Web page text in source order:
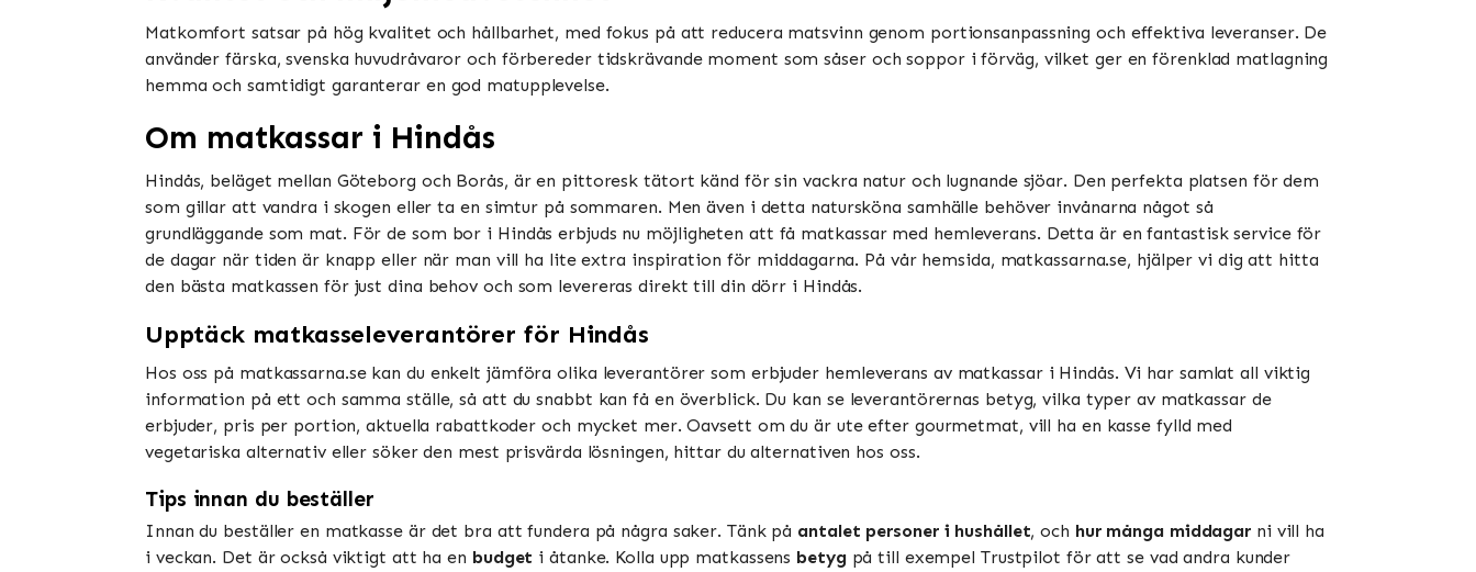
Matkomfort satsar på hög kvalitet och hållbarhet, med fokus på att reducera matsvinn genom portionsanpassning och effektiva leveranser. De
använder färska, svenska huvudråvaror och förbereder tidskrävande moment som såser och soppor i förväg, vilket ger en förenklad matlagning
hemma och samtidigt garanterar en god matupplevelse​​​​.
Om matkassar i Hindås
Hindås, beläget mellan Göteborg och Borås, är en pittoresk tätort känd för sin vackra natur och lugnande sjöar. Den perfekta platsen för dem
som gillar att vandra i skogen eller ta en simtur på sommaren. Men även i detta natursköna samhälle behöver invånarna något så
grundläggande som mat. För de som bor i Hindås erbjuds nu möjligheten att få matkassar med hemleverans. Detta är en fantastisk service för
de dagar när tiden är knapp eller när man vill ha lite extra inspiration för middagarna. På vår hemsida, matkassarna.se, hjälper vi dig att hitta
den bästa matkassen för just dina behov och som levereras direkt till din dörr i Hindås.
Upptäck matkasseleverantörer för Hindås
Hos oss på matkassarna.se kan du enkelt jämföra olika leverantörer som erbjuder hemleverans av matkassar i Hindås. Vi har samlat all viktig
information på ett och samma ställe, så att du snabbt kan få en överblick. Du kan se leverantörernas betyg, vilka typer av matkassar de
erbjuder, pris per portion, aktuella rabattkoder och mycket mer. Oavsett om du är ute efter gourmetmat, vill ha en kasse fylld med
vegetariska alternativ eller söker den mest prisvärda lösningen, hittar du alternativen hos oss.
Tips innan du beställer
Innan du beställer en matkasse är det bra att fundera på några saker. Tänk på antalet personer i hushållet, och hur många middagar ni vill ha
i veckan. Det är också viktigt att ha en budget i åtanke. Kolla upp matkassens betygpå till exempel Trustpilot för att se vad andra kunder